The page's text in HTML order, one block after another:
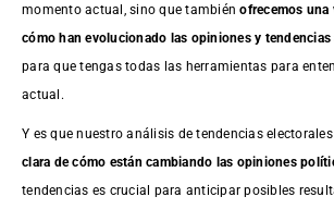
momento actual, sino que tambiénofrecemos una
cómo han evolucionado las opiniones y
para que tengas todas las herramientas para
actual.
Y es que nuestro análisis de tendencias
clara de cómo están cambiando las opiniones
tendencias es crucial para anticipar posibles